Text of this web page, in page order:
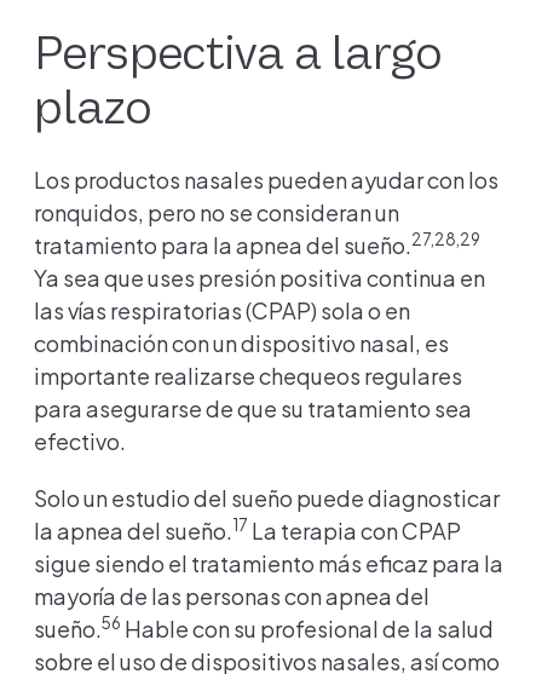
Perspectiva a largo
plazo
Los productos nasales pueden ayudar con los
ronquidos, pero no se consideran un
tratamiento para la apnea del sueño.27,28,29
Ya sea que uses presión positiva continua en
las vías respiratorias (CPAP) sola o en
combinación con un dispositivo nasal, es
importante realizarse chequeos regulares
para asegurarse de que su tratamiento sea
efectivo.
Solo un estudio del sueño puede diagnosticar
la apnea del sueño.17 La terapia con CPAP
sigue siendo el tratamiento más eficaz para la
mayoría de las personas con apnea del
sueño.56 Hable con su profesional de la salud
sobre el uso de dispositivos nasales, así como